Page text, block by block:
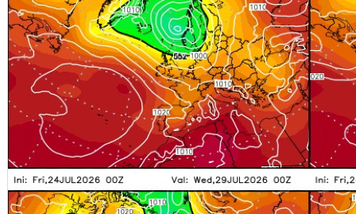
profondi — trasformano queste configurazioni sinottiche in veri e
propri "forni a microonde" atmosferici.